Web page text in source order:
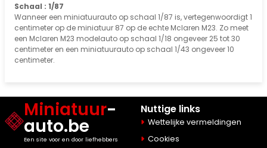
Schaal : 1/87
Wanneer een miniatuurauto op schaal 1/87 is, vertegenwoordigt 1
centimeter op de miniatuur 87 op de echte Mclaren M23. Zo meet
een Mclaren M23 modelauto op schaal 1/18 ongeveer 25 tot 30
centimeter en een miniatuurauto op schaal 1/43 ongeveer 10
centimeter.
Miniatuur-
auto.be
Een site voor en door liefhebbers
Nuttige links
Wettelijke vermeldingen
Cookies